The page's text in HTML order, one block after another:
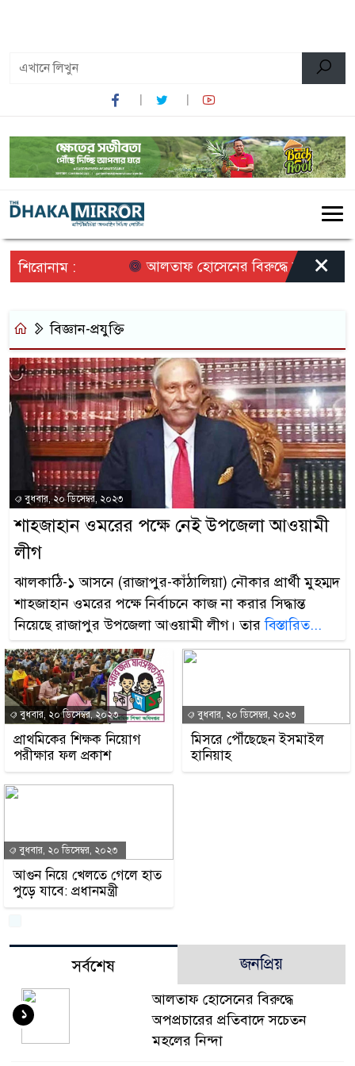
শিরোনাম : আলতাফ হোসেনের বিরুদ্ধে অপপ্রচারের
×
বিজ্ঞান-প্রযুক্তি
বুধবার, ২০ ডিসেম্বর, ২০২৩
শাহজাহান ওমরের পক্ষে নেই উপজেলা আওয়ামী
লীগ
ঝালকাঠি-১ আসনে (রাজাপুর-কাঁঠালিয়া) নৌকার প্রার্থী মুহম্মদ
শাহজাহান ওমরের পক্ষে নির্বাচনে কাজ না করার সিদ্ধান্ত
নিয়েছে রাজাপুর উপজেলা আওয়ামী লীগ। তারবিস্তারিত...
বুধবার, ২০ ডিসেম্বর, ২০২৩
প্রাথমিকের শিক্ষক নিয়োগ
পরীক্ষার ফল প্রকাশ
বুধবার, ২০ ডিসেম্বর, ২০২৩
মিসরে পৌঁছেছেন ইসমাইল
হানিয়াহ
বুধবার, ২০ ডিসেম্বর, ২০২৩
আগুন নিয়ে খেলতে গেলে হাত
পুড়ে যাবে: প্রধানমন্ত্রী
সর্বশেষ জনপ্রিয়
আলতাফ হোসেনের বিরুদ্ধে
অপপ্রচারের প্রতিবাদে সচেতন
মহলের নিন্দা
১